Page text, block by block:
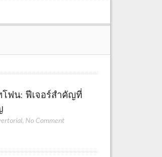
ฟน: ฟีเจอร์สำคัญที่
, No Comment